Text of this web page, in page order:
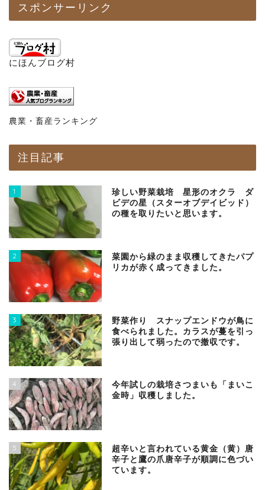
スポンサーリンク
にほんブログ村
農業・畜産ランキング
注目記事
1
珍しい野菜栽培 星形のオクラ ダ
ビデの星（スターオブデイビッド）
の種を取りたいと思います。
2
菜園から緑のまま収穫してきたパプ
リカが赤く成ってきました。
3
野菜作り スナップエンドウが鳥に
食べられました。カラスが蔓を引っ
張り出して弱ったので撤収です。
4
今年試しの栽培さつまいも「まいこ
金時」収穫しました。
5
超辛いと言われている黄金（黄）唐
辛子と鷹の爪唐辛子が順調に色づい
ています。